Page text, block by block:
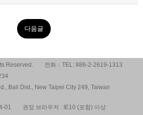
다음글
Reserved.
전화：TEL: 886-2-2619-1313
Bali Dist., New Taipei City 249, Taiwan
01
권장 브라우저 : IE10 (포함) 이상